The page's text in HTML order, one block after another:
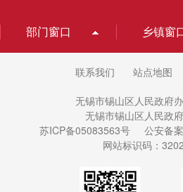
部门窗口 乡镇窗
联系我们 站点地图
无锡市锡山区人民政府
无锡市锡山区人民政
苏ICP备05083563号
公安备
网站标识码：